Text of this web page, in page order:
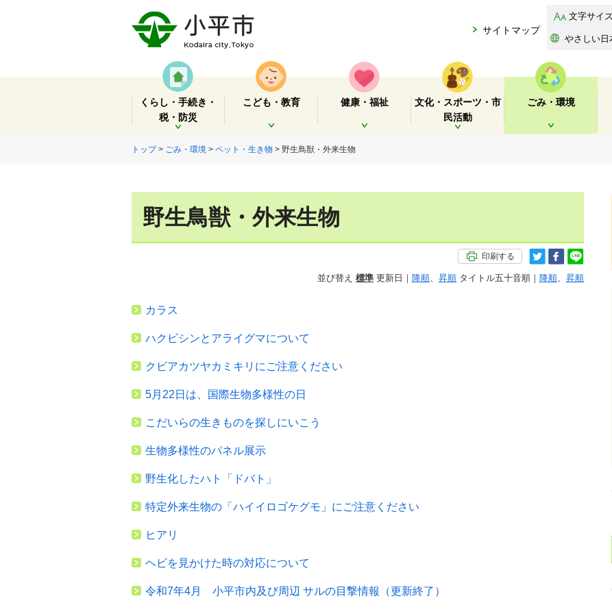
サイトマップ
文字サイ
やさしい日
くらし・手続き・
税・防災
開く
こども・教育
開く
健康・福祉
文化・スポーツ・市
民活動
ごみ・環境
トップ> ごみ・環境 > ペット・生き物 > 野生鳥獣・外来生物
野生鳥獣・外来生物
印刷する
並び替え 標準 更新日｜ 降順、 昇順 タイトル五十音順｜ 降順、 昇順
カラス
ハクビシンとアライグマについて
クビアカツヤカミキリにご注意ください
5月22日は、国際生物多様性の日
こだいらの生きものを探しにいこう
生物多様性のパネル展示
野生化したハト「ドバト」
特定外来生物の「ハイイロゴケグモ」にご注意ください
ヒアリ
ヘビを見かけた時の対応について
令和7年4月 小平市内及び周辺 サルの目撃情報（更新終了）